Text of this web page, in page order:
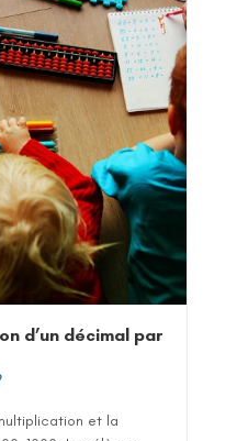
d’un décimal par
et la